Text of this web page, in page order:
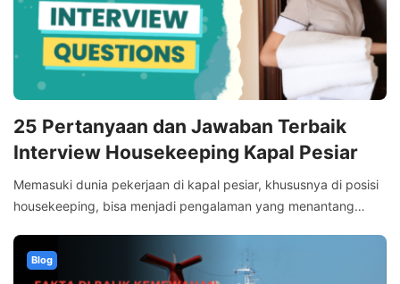
25 Pertanyaan dan Jawaban Terbaik
Interview Housekeeping Kapal Pesiar
Memasuki dunia pekerjaan di kapal pesiar, khususnya di posisi
housekeeping, bisa menjadi pengalaman yang menantang…
Blog